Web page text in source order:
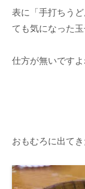
表に「手打ちう
ても気になった玉
仕方が無いです
おもむろに出てき